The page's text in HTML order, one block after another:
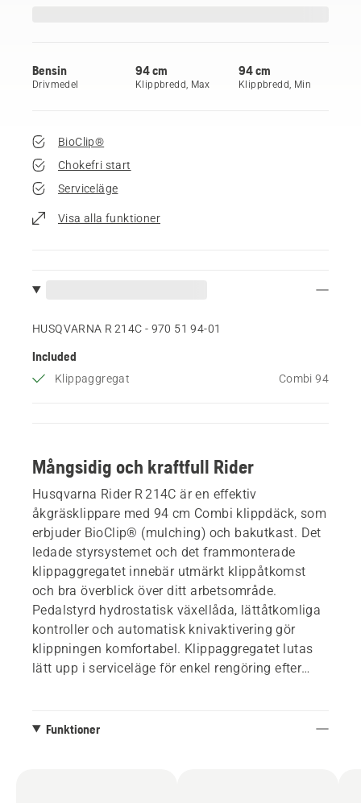
Bensin
Drivmedel
94 cm
Klippbredd, Max
94 cm
Klippbredd, Min
BioClip®
Chokefri start
Serviceläge
Visa alla funktioner
HUSQVARNA R 214C - 970 51 94‑01
Included
Klippaggregat Combi 94
Mångsidig och kraftfull Rider
Husqvarna Rider R 214C är en effektiv
åkgräsklippare med 94 cm Combi klippdäck, som
erbjuder BioClip® (mulching) och bakutkast. Det
ledade styrsystemet och det frammonterade
klippaggregatet innebär utmärkt klippåtkomst
och bra överblick över ditt arbetsområde.
Pedalstyrd hydrostatisk växellåda, lättåtkomliga
kontroller och automatisk knivaktivering gör
klippningen komfortabel. Klippaggregatet lutas
lätt upp i serviceläge för enkel rengöring efter
trädgård året runt.
Funktioner